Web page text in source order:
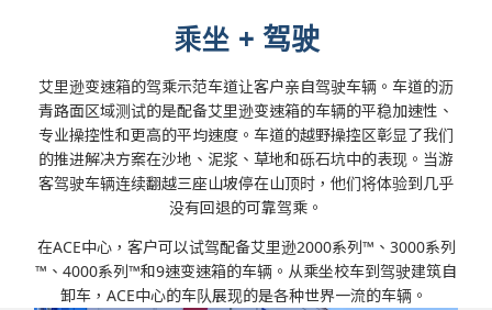
乘坐 + 驾驶
艾里逊变速箱的驾乘示范车道让客户亲自驾驶车辆。车道的沥
青路面区域测试的是配备艾里逊变速箱的车辆的平稳加速性、
专业操控性和更高的平均速度。车道的越野操控区彰显了我们
的推进解决方案在沙地、泥浆、草地和砾石坑中的表现。当游
客驾驶车辆连续翻越三座山坡停在山顶时，他们将体验到几乎
没有回退的可靠驾乘。
在ACE中心，客户可以试驾配备艾里逊2000系列™、3000系列
™、4000系列™和9速变速箱的车辆。从乘坐校车到驾驶建筑自
卸车，ACE中心的车队展现的是各种世界一流的车辆。